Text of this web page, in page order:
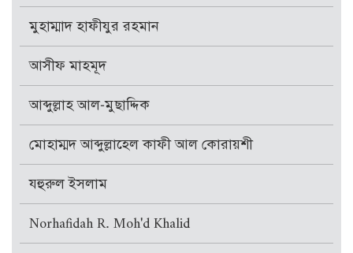
মুহাম্মাদ হাফীযুর রহমান
আসীফ মাহমূদ
আব্দুল্লাহ আল-মুছাদ্দিক
মোহাম্মদ আব্দুল্লাহেল কাফী আল কোরায়শী
যহুরুল ইসলাম
Norhafidah R. Moh'd Khalid